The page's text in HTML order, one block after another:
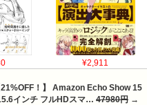
¥2,911
！】 Amazon Echo Show 15
インチ フルHDスマ… 47980円 →